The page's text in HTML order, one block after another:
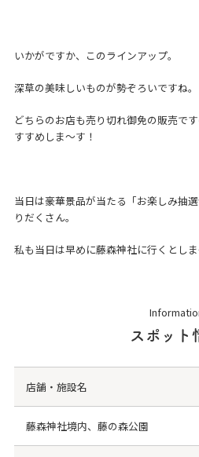
いかがですか、このラインアップ。
深草の美味しいものが勢ぞろいですね。
どちらのお店も売り切れ御免の販売で
すすめしま～す！
当日は豪華景品が当たる「お楽しみ抽
りだくさん。
私も当日は早めに藤森神社に行くとしま
スポット
店舗・施設名
藤森神社境内、藤の森公園